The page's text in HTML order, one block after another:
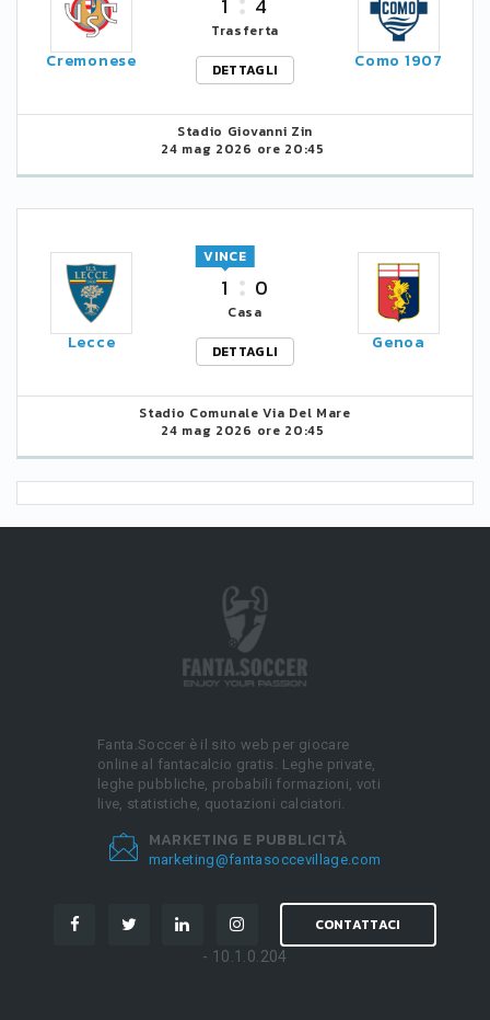
Cremonese
1 4
Trasferta
DETTAGLI
Como 1907
Stadio Giovanni Zin
24 mag 2026 ore 20:45
Lecce
1
VINCE
0
Casa
DETTAGLI
Genoa
Stadio Comunale Via Del Mare
24 mag 2026 ore 20:45
Fanta.Soccer è il sito web per giocare
online al fantacalcio gratis. Leghe private,
leghe pubbliche, probabili formazioni, voti
live, statistiche, quotazioni calciatori.
MARKETING E PUBBLICITÀ
marketing@fantasoccevillage.com
CONTATTACI
- 10.1.0.204